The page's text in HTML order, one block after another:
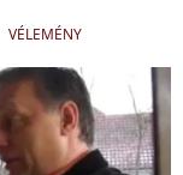
VÉLEMÉNY